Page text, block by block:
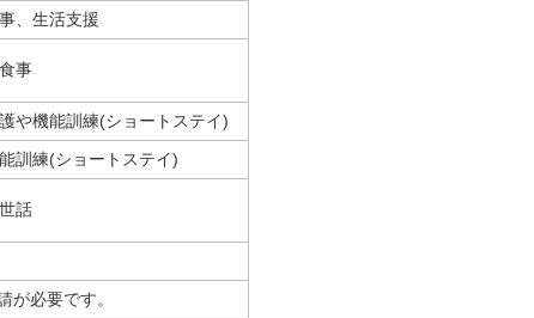
、生活支援
事
や機能訓練(ショートステイ)
訓練(ショートステイ)
話
が必要です。